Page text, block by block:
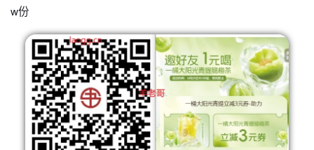
w份